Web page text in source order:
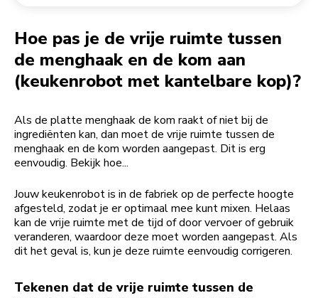
Hoe pas je de vrije ruimte tussen
de menghaak en de kom aan
(keukenrobot met kantelbare kop)?
Als de platte menghaak de kom raakt of niet bij de
ingrediënten kan, dan moet de vrije ruimte tussen de
menghaak en de kom worden aangepast. Dit is erg
eenvoudig. Bekijk hoe...
Jouw keukenrobot is in de fabriek op de perfecte hoogte
afgesteld, zodat je er optimaal mee kunt mixen. Helaas
kan de vrije ruimte met de tijd of door vervoer of gebruik
veranderen, waardoor deze moet worden aangepast. Als
dit het geval is, kun je deze ruimte eenvoudig corrigeren.
Tekenen dat de vrije ruimte tussen de